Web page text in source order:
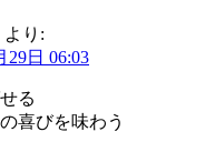
より:
29日 06:03
る
喜びを味わう